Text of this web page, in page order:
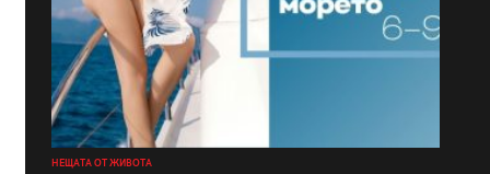
НЕЩАТА ОТ ЖИВОТА